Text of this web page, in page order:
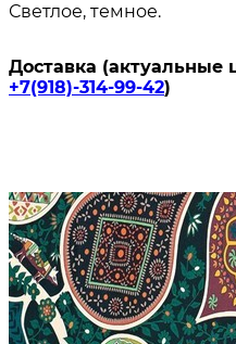
Светлое, темное.
Доставка (актуальные
+7(918)-314-99-42)